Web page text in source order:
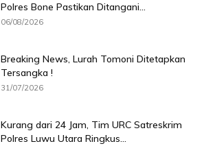
Polres Bone Pastikan Ditangani...
06/08/2026
Breaking News, Lurah Tomoni Ditetapkan
Tersangka !
31/07/2026
Kurang dari 24 Jam, Tim URC Satreskrim
Polres Luwu Utara Ringkus...